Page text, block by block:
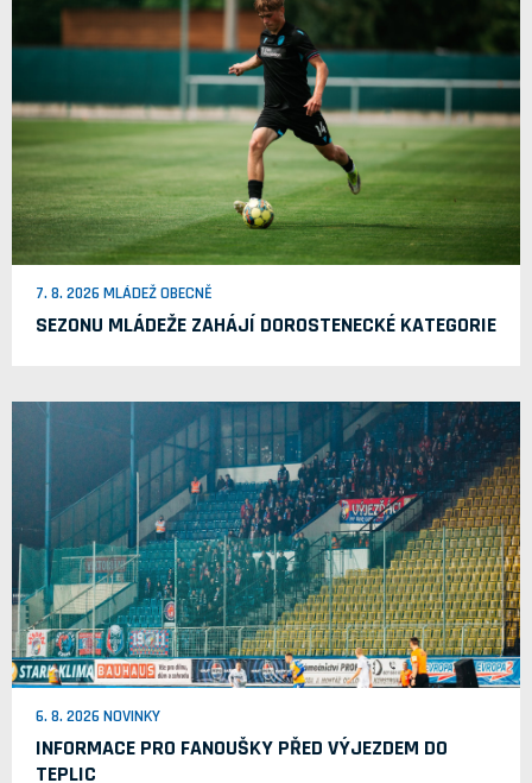
7. 8. 2026 MLÁDEŽ OBECNĚ
SEZONU MLÁDEŽE ZAHÁJÍ DOROSTENECKÉ KATEGORIE
6. 8. 2026 NOVINKY
INFORMACE PRO FANOUŠKY PŘED VÝJEZDEM DO
TEPLIC